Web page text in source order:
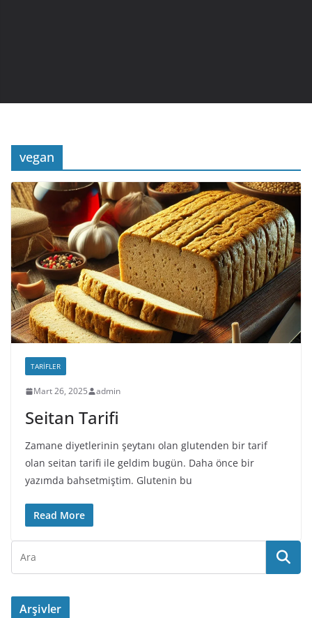
vegan
TARIFLER
Mart 26, 2025 admin
Seitan Tarifi
Zamane diyetlerinin şeytanı olan glutenden bir tarif
olan seitan tarifi ile geldim bugün. Daha önce bir
yazımda bahsetmiştim. Glutenin bu
Read More
Arşivler